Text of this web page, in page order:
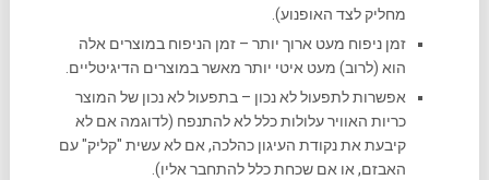
מחליק לצד האופנוע).
זמן ניפוח מעט ארוך יותר – זמן הניפוח במוצרים אלה
הוא (לרוב) מעט איטי יותר מאשר במוצרים הדיגיטליים.
אפשרות לתפעול לא נכון – בתפעול לא נכון של המוצר
כריות האוויר עלולות כלל לא להתנפח (לדוגמה אם לא
קיבעת את נקודת העיגון כהלכה, אם לא עשית "קליק" עם
האבזם, או אם שכחת כלל להתחבר אליו).